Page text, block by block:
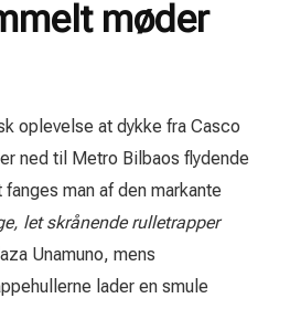
møder
oplevelse at dykke fra Casco
ned til Metro Bilbaos flydende
man af den markante
let skrånende rulletrapper
Unamuno, mens
lader en smule